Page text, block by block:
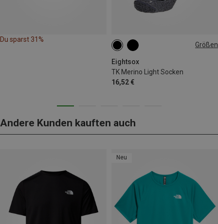
Du sparst 31%
Größen
Eightsox
TK Merino Light Socken
16,52 €
35|36|37|38
42|43|44
Andere Kunden kauften auch
Neu